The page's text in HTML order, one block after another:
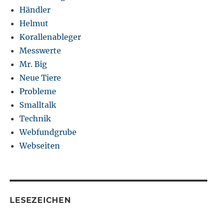
Händler
Helmut
Korallenableger
Messwerte
Mr. Big
Neue Tiere
Probleme
Smalltalk
Technik
Webfundgrube
Webseiten
LESEZEICHEN